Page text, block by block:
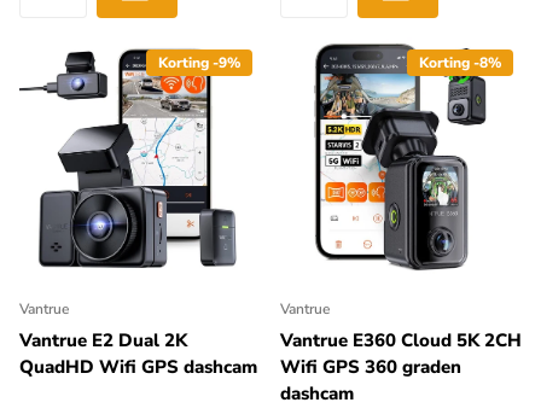
Korting -9%
Vantrue
Vantrue E2 Dual 2K
QuadHD Wifi GPS dashcam
Korting -8%
Vantrue
Vantrue E360 Cloud 5K 2CH
Wifi GPS 360 graden
dashcam